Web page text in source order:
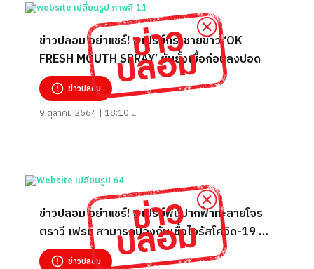
ข่าวปลอม อย่าแชร์! สเปรย์กระชายขาว ‘OK
FRESH MOUTH SPRAY’ ยับยั้งเชื้อก่อนลงปอด
ข่าวปลอม
9 ตุลาคม 2564 | 18:10 น.
ข่าวปลอม อย่าแชร์! สเปรย์พ่นปากฟ้าทะลายโจร
ตราวี เฟรช สามารถป้องกันเชื้อไวรัสโควิด-19 ลง
ปอดได้
ข่าวปลอม